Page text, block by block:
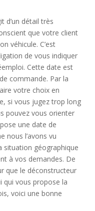
d’un détail très
que votre client
véhicule. C’est
de vous indiquer
Cette date est
commande. Par la
votre choix en
si vous jugez trop long
pouvez vous orienter
une date de
nous l’avons vu
situation géographique
à vos demandes. De
que le déconstructeur
qui vous propose la
voici une bonne